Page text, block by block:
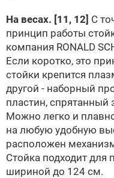
На весах. [11, 12] С
принцип работы
компания RONALD
Если коротко, это
стойки крепится
другой - наборный
пластин, спрятанный
Можно легко и
на любую удобную
расположен
Стойка подходит для
шириной до 124 см.